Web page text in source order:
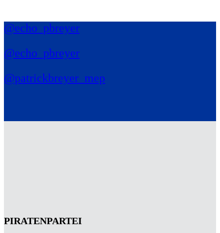
@echo_pbreyer
@echo_pbreyer
@patrickbreyer_mep
PIRATENPARTEI